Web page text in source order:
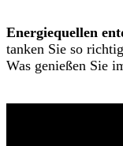
Energiequellen
tanken Sie so
Was genießen Sie